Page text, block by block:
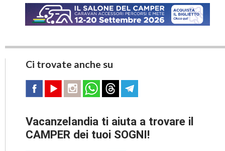
Ci trovate anche su
Vacanzelandia ti aiuta a trovare il
CAMPER dei tuoi SOGNI!